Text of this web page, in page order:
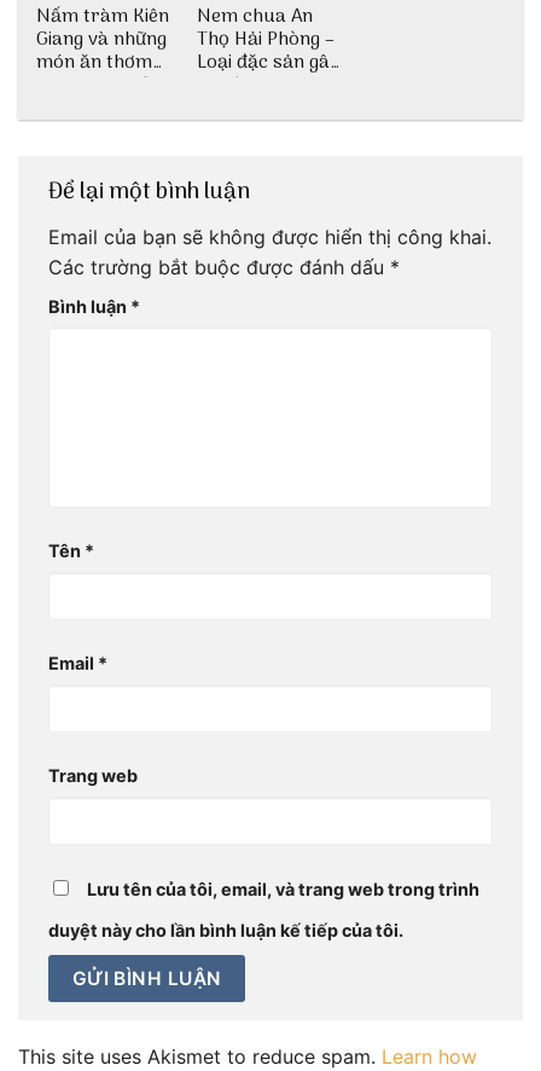
Nấm tràm Kiên
Giang và những
món ăn thơm
ngon khó cưỡng
Nem chua An
Thọ Hải Phòng –
Loại đặc sản gây
nghiện
Để lại một bình luận
Email của bạn sẽ không được hiển thị công khai.
Các trường bắt buộc được đánh dấu *
Bình luận *
Tên *
Email *
Trang web
Lưu tên của tôi, email, và trang web trong trình
duyệt này cho lần bình luận kế tiếp của tôi.
This site uses Akismet to reduce spam. Learn how